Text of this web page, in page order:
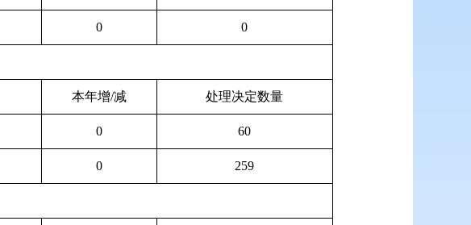
0 0
本年增/减 处理决定数量
0 60
0 259